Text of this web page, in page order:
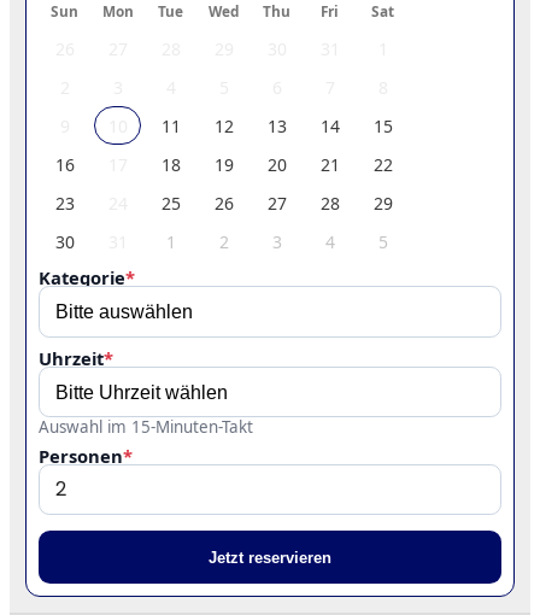
Sun Mon Tue Wed Thu Fri Sat
11 12 13 14
15
16
18 19 20 21
22
23
25 26 27 28
29
30
1 2 3 4 5
Kategorie*
Uhrzeit*
Auswahl im 15-Minuten-Takt
Personen*
Jetzt reservieren